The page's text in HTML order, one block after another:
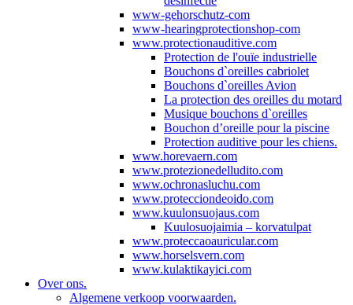
www-gehorschutz-com
www-hearingprotectionshop-com
www.protectionauditive.com
Protection de l'ouïe industrielle
Bouchons d`oreilles cabriolet
Bouchons d`oreilles Avion
La protection des oreilles du motard
Musique bouchons d`oreilles
Bouchon d’oreille pour la piscine
Protection auditive pour les chiens.
www.horevaern.com
www.protezionedelludito.com
www.ochronasluchu.com
www.protecciondeoido.com
www.kuulonsuojaus.com
Kuulosuojaimia – korvatulpat
www.proteccaoauricular.com
www.horselsvern.com
www.kulaktikayici.com
Over ons.
Algemene verkoop voorwaarden.